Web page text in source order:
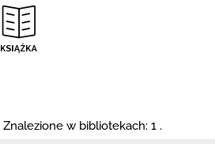
Znalezione w bibliotekach: 1 .